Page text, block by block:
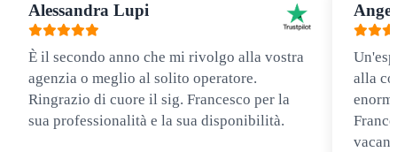
Alessandra Lupi
È il secondo anno che mi rivolgo alla vostra
agenzia o meglio al solito operatore.
Ringrazio di cuore il sig. Francesco per la
sua professionalità e la sua disponibilità.
alla